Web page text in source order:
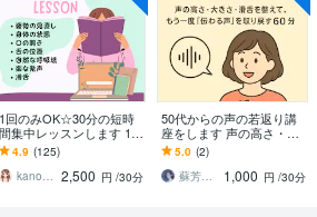
1回のみOK☆30分の短時
間集中レッスンします 1回
でも変わる！呼吸や声に
対する意識を変えていき
ましょう♪
4.9 (125)
kanon 話し方教室運営 2,500 円 /30分
50代からの声の若返り講
座をします 声の高さ・大
きさ・滑舌を整え、再び
“伝わる声” を取り戻す
5.0 (2)
蘇芳なな
1,000 円 /30分